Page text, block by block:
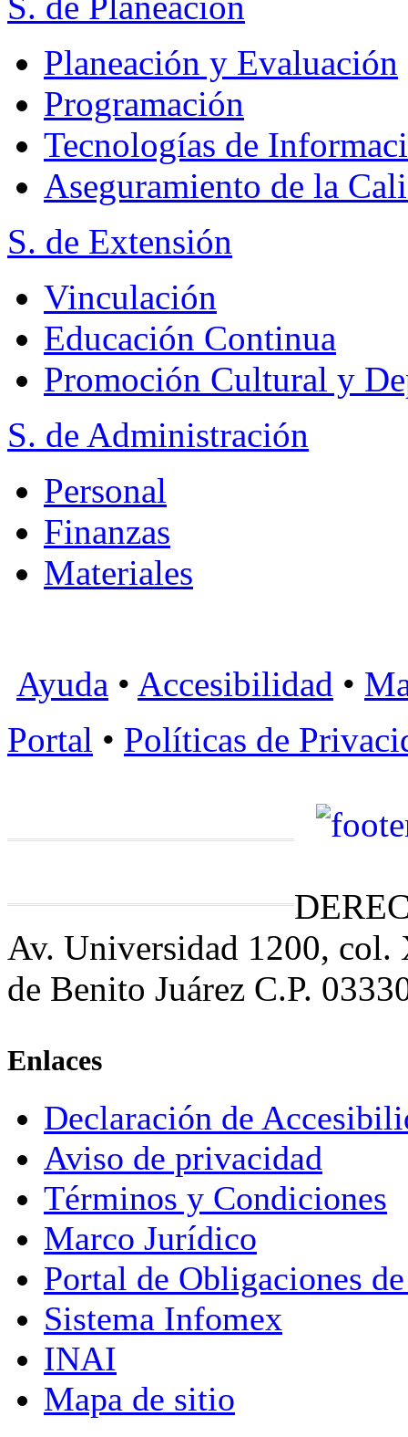
Planeación y Evaluación
Programación
Tecnologías de
Aseguramiento de la
S. de Extensión
Vinculación
Educación Continua
Promoción Cultural y
S. de Administración
Personal
Finanzas
Materiales
Ayuda • Accesibilidad •
Portal • Políticas de
Av. Universidad 1200,
de Benito Juárez C.P.
Enlaces
Declaración de
Aviso de privacidad
Términos y Condiciones
Marco Jurídico
Portal de Obligaciones
Sistema Infomex
INAI
Mapa de sitio